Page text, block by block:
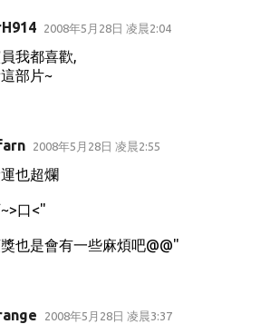
2008年5月28日 凌晨2:04
我都喜歡,
部片~
2008年5月28日 凌晨2:55
也超爛
口<"
也是會有一些麻煩吧@@"
2008年5月28日 凌晨3:37